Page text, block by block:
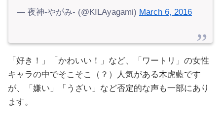
— 夜神-やがみ- (@KILAyagami) March 6, 2016
「好き！」「かわいい！」など、「ワートリ」の女性
キャラの中でそこそこ（？）人気がある木虎藍です
が、「嫌い」「うざい」など否定的な声も一部にあり
ます。